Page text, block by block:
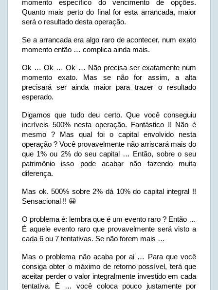
momento específico do vencimento de opções.
Quanto mais perto do final for esta arrancada, maior
será o resultado desta operação.
Se a arrancada era algo raro de acontecer, num exato
momento então … complica ainda mais.
Ok … Ok … Ok … Não precisa ser exatamente num
momento exato. Mas se não for assim, a alta
precisará ser ainda maior para trazer o resultado
esperado.
Digamos que tudo deu certo. Que você conseguiu
incríveis 500% nesta operação. Fantástico !! Não é
mesmo ? Mas qual foi o capital envolvido nesta
operação ? Você provavelmente não arriscará mais do
que 1% ou 2% do seu capital … Então, sobre o seu
patrimônio isso pode acabar não fazendo muita
diferença.
Mas ok. 500% sobre 2% dá 10% do capital integral !!
Sensacional !! 😀
O problema é: lembra que é um evento raro ? Então …
É aquele evento raro que provavelmente será visto a
cada 6 ou 7 tentativas. Se não forem mais …
Mas o problema não acaba por ai … Para que você
consiga obter o máximo de retorno possível, terá que
aceitar perder o valor integralmente investido em cada
tentativa. É … você coloca pouco justamente por